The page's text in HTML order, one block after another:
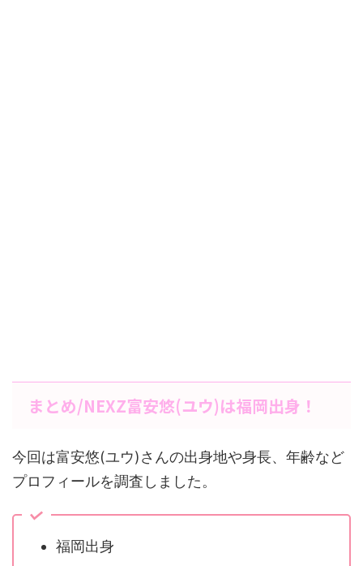
まとめ/NEXZ富安悠(ユウ)は福岡出身！
今回は富安悠(ユウ)さんの出身地や身長、年齢など
プロフィールを調査しました。
福岡出身